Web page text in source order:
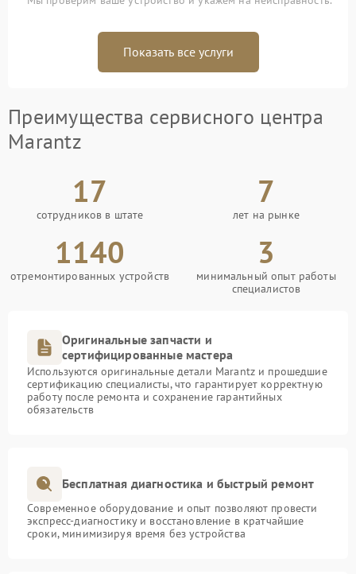
Показать все услуги
Преимущества сервисного центра
Marantz
17
сотрудников в штате
7
лет на рынке
1140
отремонтированных устройств
3
минимальный опыт работы
специалистов
Оригинальные запчасти и
сертифицированные мастера
Используются оригинальные детали Marantz и прошедшие
сертификацию специалисты, что гарантирует корректную
работу после ремонта и сохранение гарантийных
обязательств
Бесплатная диагностика и быстрый ремонт
Современное оборудование и опыт позволяют провести
экспресс-диагностику и восстановление в кратчайшие
сроки, минимизируя время без устройства